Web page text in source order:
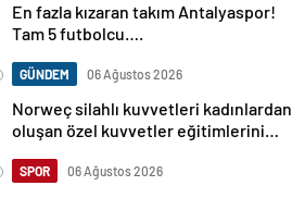
En fazla kızaran takım Antalyaspor!
Tam 5 futbolcu….
GÜNDEM 06 Ağustos 2026
Norweç silahlı kuvvetleri kadınlardan
oluşan özel kuvvetler eğitimlerini
SPOR 06 Ağustos 2026